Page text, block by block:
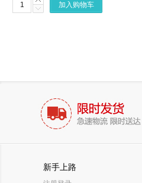
加入购物车
新手上路